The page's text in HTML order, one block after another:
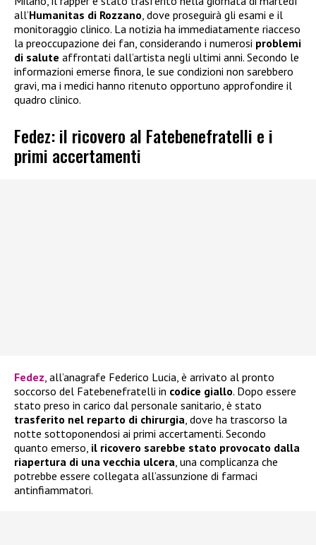
all’Humanitas di Rozzano, dove proseguirà gli esami e il
monitoraggio clinico. La notizia ha immediatamente riacceso
la preoccupazione dei fan, considerando i numerosi problemi
di salute affrontati dall’artista negli ultimi anni. Secondo le
informazioni emerse finora, le sue condizioni non sarebbero
gravi, ma i medici hanno ritenuto opportuno approfondire il
quadro clinico.
Fedez: il ricovero al Fatebenefratelli e i
primi accertamenti
Fedez , all’anagrafe Federico Lucia, è arrivato al pronto
soccorso del Fatebenefratelli in codice giallo. Dopo essere
stato preso in carico dal personale sanitario, è stato
trasferito nel reparto di chirurgia , dove ha trascorso la
notte sottoponendosi ai primi accertamenti. Secondo
quanto emerso, il ricovero sarebbe stato provocato dalla
riapertura di una vecchia ulcera , una complicanza che
potrebbe essere collegata all’assunzione di farmaci
antinfiammatori.